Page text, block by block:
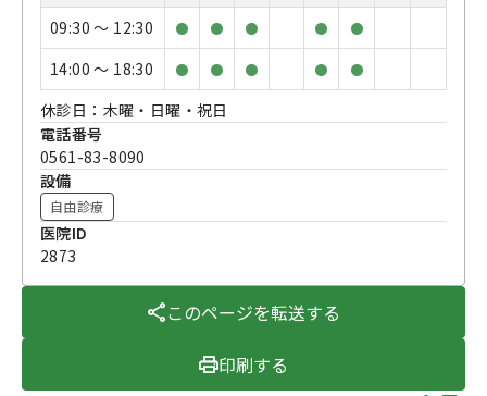
09:30 〜 12:30
● ● ● ● ●
14:00 〜 18:30 ● ● ● ● ●
休診日：木曜・日曜・祝日
電話番号
0561-83-8090
設備
自由診療
医院ID
2873
このページを転送する
印刷する